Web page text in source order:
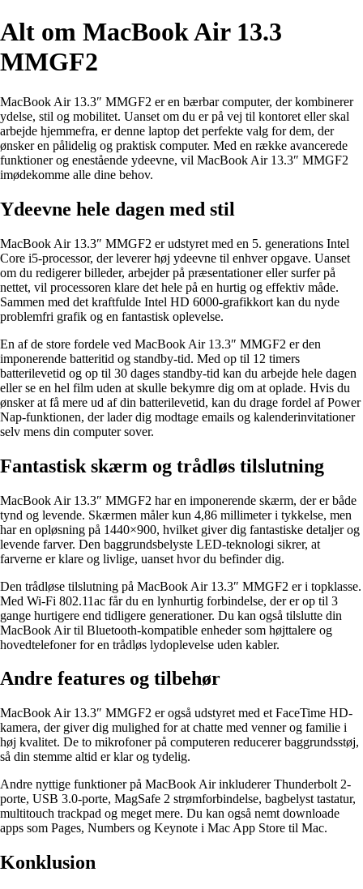
Alt om MacBook Air 13.3
MMGF2
MacBook Air 13.3″ MMGF2 er en bærbar computer, der kombinerer
ydelse, stil og mobilitet. Uanset om du er på vej til kontoret eller skal
arbejde hjemmefra, er denne laptop det perfekte valg for dem, der
ønsker en pålidelig og praktisk computer. Med en række avancerede
funktioner og enestående ydeevne, vil MacBook Air 13.3″ MMGF2
imødekomme alle dine behov.
Ydeevne hele dagen med stil
MacBook Air 13.3″ MMGF2 er udstyret med en 5. generations Intel
Core i5-processor, der leverer høj ydeevne til enhver opgave. Uanset
om du redigerer billeder, arbejder på præsentationer eller surfer på
nettet, vil processoren klare det hele på en hurtig og effektiv måde.
Sammen med det kraftfulde Intel HD 6000-grafikkort kan du nyde
problemfri grafik og en fantastisk oplevelse.
En af de store fordele ved MacBook Air 13.3″ MMGF2 er den
imponerende batteritid og standby-tid. Med op til 12 timers
batterilevetid og op til 30 dages standby-tid kan du arbejde hele dagen
eller se en hel film uden at skulle bekymre dig om at oplade. Hvis du
ønsker at få mere ud af din batterilevetid, kan du drage fordel af Power
Nap-funktionen, der lader dig modtage emails og kalenderinvitationer
selv mens din computer sover.
Fantastisk skærm og trådløs tilslutning
MacBook Air 13.3″ MMGF2 har en imponerende skærm, der er både
tynd og levende. Skærmen måler kun 4,86 millimeter i tykkelse, men
har en opløsning på 1440×900, hvilket giver dig fantastiske detaljer og
levende farver. Den baggrundsbelyste LED-teknologi sikrer, at
farverne er klare og livlige, uanset hvor du befinder dig.
Den trådløse tilslutning på MacBook Air 13.3″ MMGF2 er i topklasse.
Med Wi-Fi 802.11ac får du en lynhurtig forbindelse, der er op til 3
gange hurtigere end tidligere generationer. Du kan også tilslutte din
MacBook Air til Bluetooth-kompatible enheder som højttalere og
hovedtelefoner for en trådløs lydoplevelse uden kabler.
Andre features og tilbehør
MacBook Air 13.3″ MMGF2 er også udstyret med et FaceTime HD-
kamera, der giver dig mulighed for at chatte med venner og familie i
høj kvalitet. De to mikrofoner på computeren reducerer baggrundsstøj,
så din stemme altid er klar og tydelig.
Andre nyttige funktioner på MacBook Air inkluderer Thunderbolt 2-
porte, USB 3.0-porte, MagSafe 2 strømforbindelse, bagbelyst tastatur,
multitouch trackpad og meget mere. Du kan også nemt downloade
apps som Pages, Numbers og Keynote i Mac App Store til Mac.
Konklusion